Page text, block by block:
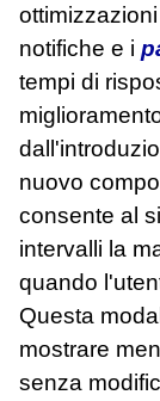
notifiche e i
tempi di
nuovo
consente al
intervalli la
quando
Questa
mostrare
senza